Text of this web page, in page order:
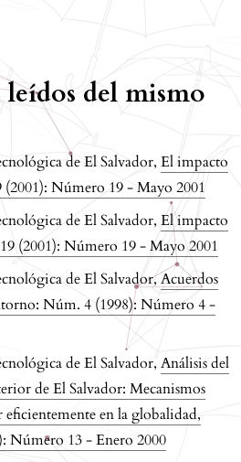
del mismo
de El Salvador, El impacto
Número 19 - Mayo 2001
de El Salvador, El impacto
(2001): Número 19 - Mayo 2001
de El Salvador,Acuerdos
Núm. 4 (1998): Número 4 -
de El Salvador, Análisis del
de El Salvador: Mecanismos
eficientemente en la globalidad,
Número 13 - Enero 2000